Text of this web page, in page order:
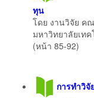
ทุน
โดย งานวิจัย ค
มหาวิทยาลัยเท
(หน้า 85-92)
การทําวิจั